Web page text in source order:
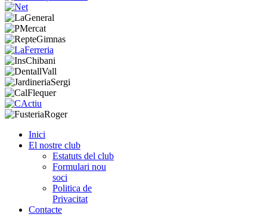
Inici
El nostre club
Estatuts del club
Formulari nou
soci
Politica de
Privacitat
Contacte